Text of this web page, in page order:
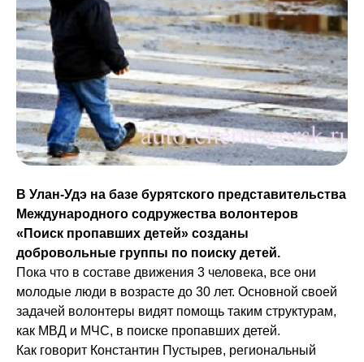
В Улан-Удэ на базе бурятского представительства
Международного содружества волонтеров
«Поиск пропавших детей» созданы
добровольные группы по поиску детей.
Пока что в составе движения 3 человека, все они
молодые люди в возрасте до 30 лет. Основной своей
задачей волонтеры видят помощь таким структурам,
как МВД и МЧС, в поиске пропавших детей.
Как говорит Константин Пустырев, региональный